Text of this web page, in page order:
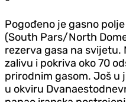
Pogođeno je gasno
(South Pars/North
rezerva gasa na svijetu.
zalivu i pokriva oko 70
prirodnim gasom. Još u
u okviru